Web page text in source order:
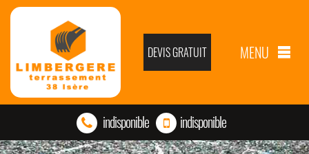
DEVIS GRATUIT MENU
indisponible indisponible